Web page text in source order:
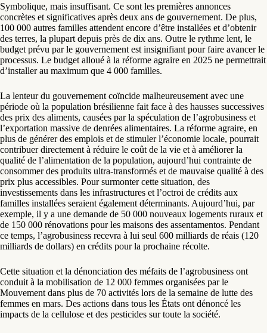
Symbolique, mais insuffisant. Ce sont les premières annonces
concrètes et significatives après deux ans de gouvernement. De plus,
100 000 autres familles attendent encore d’être installées et d’obtenir
des terres, la plupart depuis près de dix ans. Outre le rythme lent, le
budget prévu par le gouvernement est insignifiant pour faire avancer le
processus. Le budget alloué à la réforme agraire en 2025 ne permettrait
d’installer au maximum que 4 000 familles.
La lenteur du gouvernement coïncide malheureusement avec une
période où la population brésilienne fait face à des hausses successives
des prix des aliments, causées par la spéculation de l’agrobusiness et
l’exportation massive de denrées alimentaires. La réforme agraire, en
plus de générer des emplois et de stimuler l’économie locale, pourrait
contribuer directement à réduire le coût de la vie et à améliorer la
qualité de l’alimentation de la population, aujourd’hui contrainte de
consommer des produits ultra-transformés et de mauvaise qualité à des
prix plus accessibles. Pour surmonter cette situation, des
investissements dans les infrastructures et l’octroi de crédits aux
familles installées seraient également déterminants. Aujourd’hui, par
exemple, il y a une demande de 50 000 nouveaux logements ruraux et
de 150 000 rénovations pour les maisons des assentamentos. Pendant
ce temps, l’agrobusiness recevra à lui seul 600 milliards de réais (120
milliards de dollars) en crédits pour la prochaine récolte.
Cette situation et la dénonciation des méfaits de l’agrobusiness ont
conduit à la mobilisation de 12 000 femmes organisées par le
Mouvement dans plus de 70 activités lors de la semaine de lutte des
femmes en mars. Des actions dans tous les États ont dénoncé les
impacts de la cellulose et des pesticides sur toute la société.